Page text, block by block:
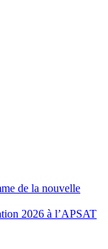
de la nouvelle
2026 à l’APSAT